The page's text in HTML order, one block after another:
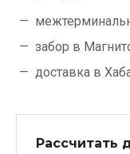
забор в
доставка в
Рассчитать